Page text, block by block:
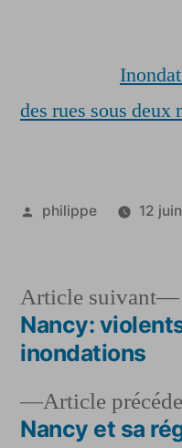
des rues sous deux
Publié
philippe 12
Navigation
l’article
Article
Nancy et sa
Article suivant
Nancy:
inondations